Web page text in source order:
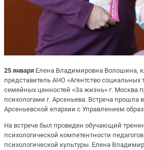
25 января Елена Владимировна Волошина,
представитель АНО «Агентство социальных
семейных ценностей «За жизнь» г. Москва
психологами г. Арсеньева. Встреча прошла
Арсеньевской епархии с Управлением
На встрече был проведен обучающий
психологической компетентности
психологической культуры. Елена